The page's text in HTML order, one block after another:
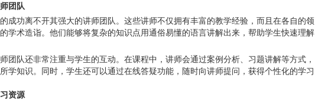
团队
成功离不开其强大的讲师团队。这些讲师不仅拥有丰富的教学经验，而且在各自的领
学术造诣。他们能够将复杂的知识点用通俗易懂的语言讲解出来，帮助学生快速理解
团队还非常注重与学生的互动。在课程中，讲师会通过案例分析、习题讲解等方式，
学知识。同时，学生还可以通过在线答疑功能，随时向讲师提问，获得个性化的学习
资源